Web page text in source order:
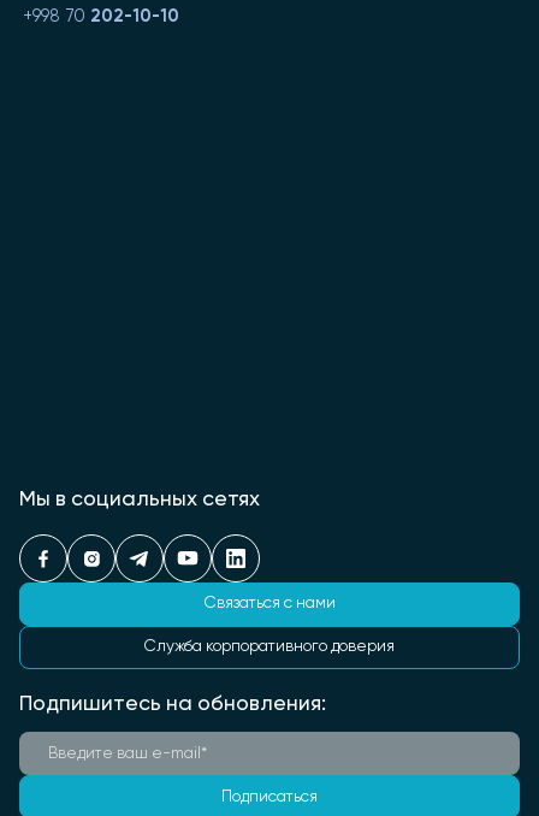
+998 70 202-10-10
Мы в социальных сетях
Связаться с нами
Служба корпоративного доверия
Подпишитесь на обновления:
Подписаться